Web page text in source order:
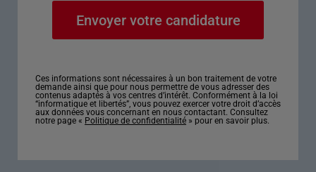
Ces informations sont nécessaires à un bon traitement de votre
demande ainsi que pour nous permettre de vous adresser des
contenus adaptés à vos centres d’intérêt. Conformément à la loi
“informatique et libertés”, vous pouvez exercer votre droit d’accès
aux données vous concernant en nous contactant. Consultez
notre page « Politique de confidentialité » pour en savoir plus.